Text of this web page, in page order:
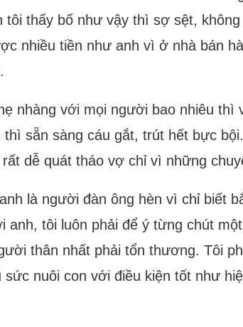
tôi thấy bố như vậy thì sợ sệt,
nhiều tiền như anh vì ở nhà bán
nhàng với mọi người bao nhiêu
sẵn sàng cáu gắt, trút hết bực
dễ quát tháo vợ chỉ vì những
là người đàn ông hèn vì chỉ biết
anh, tôi luôn phải để ý từng chút
thân nhất phải tổn thương. Tôi
sức nuôi con với điều kiện tốt như